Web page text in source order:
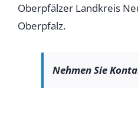
Oberpfälzer Landkreis
Oberpfalz.
Nehmen Sie